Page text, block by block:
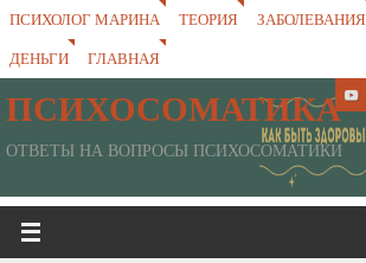
ПСИХОЛОГ МАРИНА ТЕОРИЯ ЗАБОЛЕВАНИЯ
ДЕНЬГИ
ГЛАВНАЯ
ПСИХОСОМАТИКА
ОТВЕТЫ НА ВОПРОСЫ ПСИХОСОМАТИКИ